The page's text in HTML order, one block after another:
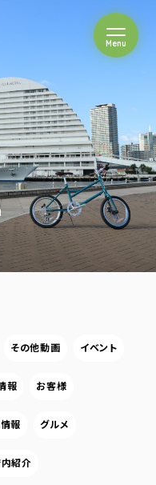
Menuを開閉
その他動画 イベント
報 お客様
報 グルメ
紹介